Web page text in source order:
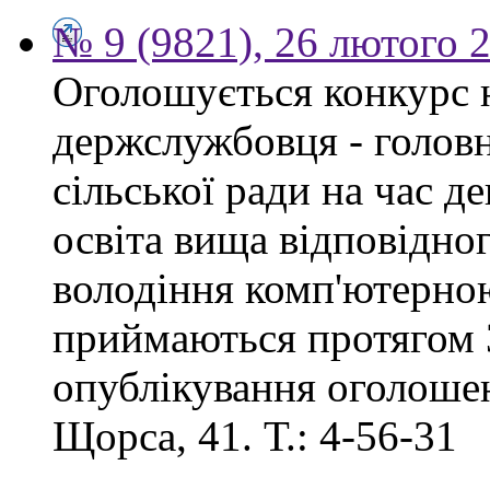
№ 9 (9821), 26 лютого
Оголошується конкурс
держслужбовця -
сільської ради на час
освіта вища
володіння
приймаються протягом
опублікування
Щорса, 41. Т.: 4-56-31